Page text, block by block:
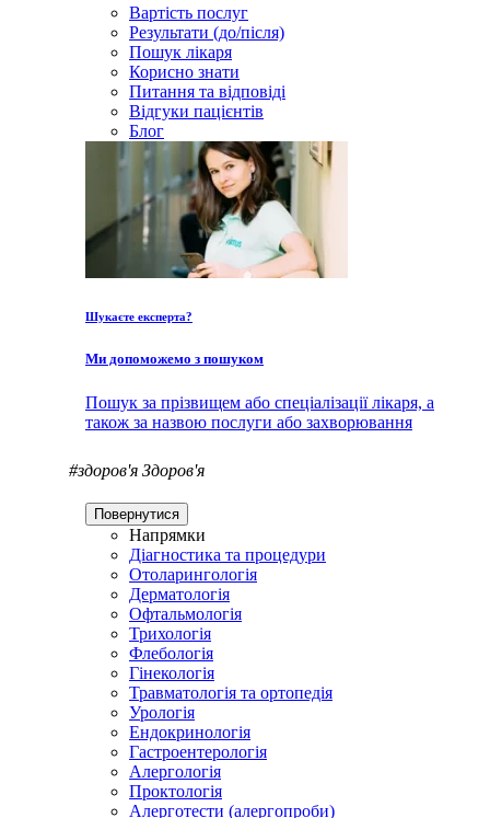
Вартість послуг
Результати (до/після)
Пошук лікаря
Корисно знати
Питання та відповіді
Відгуки пацієнтів
Блог
Шукаєте експерта?
Ми допоможемо з пошуком
Пошук за прізвищем або спеціалізації лікаря, а
також за назвою послуги або захворювання
#здоров'я Здоров'я
Повернутися
Напрямки
Діагностика та процедури
Отоларингологія
Дерматологія
Офтальмологія
Трихологія
Флебологія
Гінекологія
Травматологія та ортопедія
Урологія
Ендокринологія
Гастроентерологія
Алергологія
Проктологія
Алерготести (алергопроби)